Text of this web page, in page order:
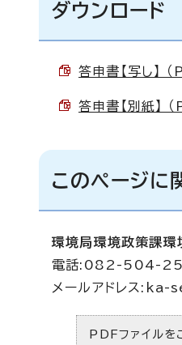
ダウンロード
答申書【写し】
答申書【別紙】
このページに
環境局環境政策課環
電話:082-504-
メールアドレス: ka-
PDFファイルを